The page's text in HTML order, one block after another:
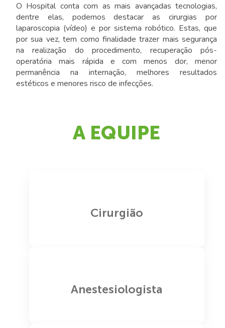
O Hospital conta com as mais avançadas tecnologias,
dentre elas, podemos destacar as cirurgias por
laparoscopia (vídeo) e por sistema robótico. Estas, que
por sua vez, tem como finalidade trazer mais segurança
na realização do procedimento, recuperação pós-
operatória mais rápida e com menos dor, menor
permanência na internação, melhores resultados
estéticos e menores risco de infecções.
A EQUIPE
Cirurgião
Anestesiologista